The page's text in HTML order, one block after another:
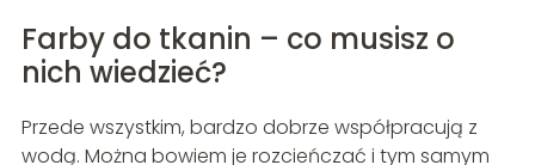
Farby do tkanin – co musisz o
nich wiedzieć?
Przede wszystkim, bardzo dobrze współpracują z
wodą. Można bowiem je rozcieńczać i tym samym